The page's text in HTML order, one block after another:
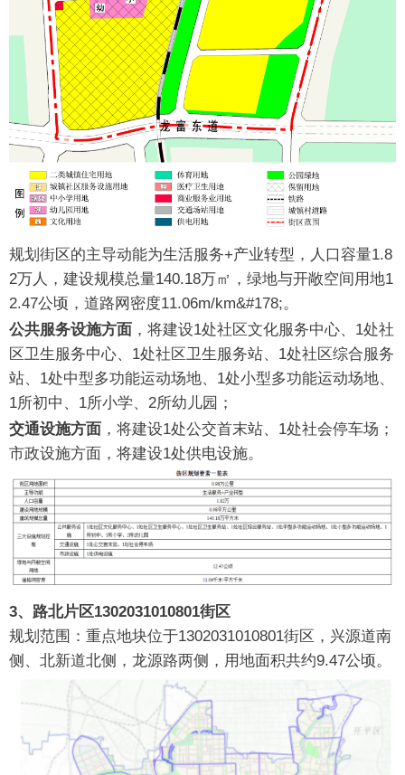
规划街区的主导动能为生活服务+产业转型，人口容量1.8
2万人，建设规模总量140.18万㎡，绿地与开敞空间用地1
2.47公顷，道路网密度11.06m/km&#178;。
公共服务设施方面 ，将建设1处社区文化服务中心、1处社
区卫生服务中心、1处社区卫生服务站、1处社区综合服务
站、1处中型多功能运动场地、1处小型多功能运动场地、
1所初中、1所小学、2所幼儿园；
交通设施方面 ，将建设1处公交首末站、1处社会停车场；
市政设施方面，将建设1处供电设施。
3、路北片区1302031010801街区
规划范围：重点地块位于1302031010801街区，兴源道南
侧、北新道北侧，龙源路两侧，用地面积共约9.47公顷。